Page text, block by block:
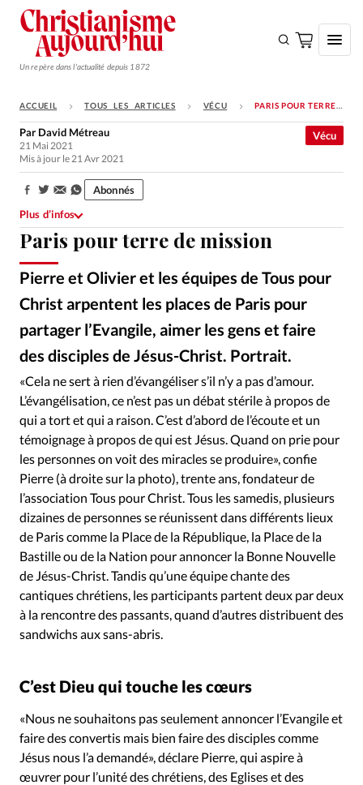
Un repère dans l'actualité depuis 1872
S'ABONNER
Monde
Opinions
Tous les articles
Faire un don
Emploi
Se connecter
Édition: Internationale
Devise: CHF
RUBRIQUES
Tous les articles
Actualité chrétienne
Actualité internationale
Chronique
Culture
Dossier
Eglises Foi Génération réveil
Monde
Opinions
Publireportage
Relations Aujourd'hui
Société
Tour du monde des Eglises
Trait d'Ixène
Vécu
Vie Intérieure
ACCUEIL TOUS LES ARTICLES VÉCU PARIS POUR TERRE DE MISSION
Paris pour terre de mission
Pierre et Olivier et les équipes de Tous pour
Christ arpentent les places de Paris pour
partager l’Evangile, aimer les gens et faire
des disciples de Jésus-Christ. Portrait.
Vécu
Par David Métreau
21 Mai 2021
Mis à jour le 21 Avr 2021
Partager:
Abonnés
Plus d’infos
«Cela ne sert à rien d’évangéliser s’il n’y a pas d’amour.
L’évangélisation, ce n’est pas un débat stérile à propos de
qui a tort et qui a raison. C’est d’abord de l’écoute et un
témoignage à propos de qui est Jésus. Quand on prie pour
les personnes on voit des miracles se produire», confie
Pierre (à droite sur la photo), trente ans, fondateur de
l’association Tous pour Christ. Tous les samedis, plusieurs
dizaines de personnes se réunissent dans différents lieux
de Paris comme la Place de la République, la Place de la
Bastille ou de la Nation pour annoncer la Bonne Nouvelle
de Jésus-Christ. Tandis qu’une équipe chante des
cantiques chrétiens, les participants partent deux par deux
à la rencontre des passants, quand d’autres distribuent des
sandwichs aux sans-abris.
C’est Dieu qui touche les cœurs
«Nous ne souhaitons pas seulement annoncer l’Evangile et
faire des convertis mais bien faire des disciples comme
Jésus nous l’a demandé», déclare Pierre, qui aspire à
œuvrer pour l’unité des chrétiens, des Eglises et des